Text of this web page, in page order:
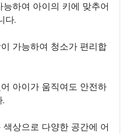
하여 아이의 키에 맞추어
다.
가능하여 청소가 편리합
아이가 움직여도 안전하
.
상으로 다양한 공간에 어